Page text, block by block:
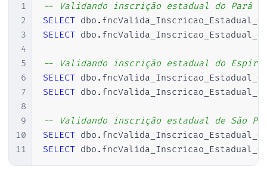
1
2
3
4
5
6
7
8
9
10
11
-- Validando inscrição estadual do Pará
SELECT dbo .
SELECT dbo .
-- Validando inscrição estadual do
SELECT dbo .
SELECT dbo .
-- Validando inscrição estadual de São
SELECT dbo .
SELECT dbo .